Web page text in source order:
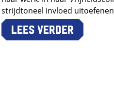
strijdtoneel invloed
Lees verder